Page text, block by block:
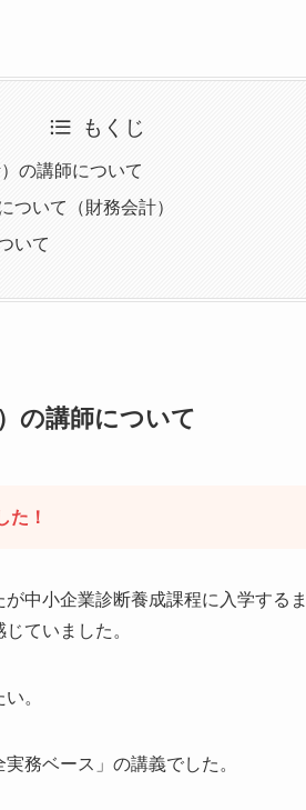
もくじ
の講師について
ついて（財務会計）
いて
の講師について
た！
中小企業診断養成課程に入学する
ていました。
。
務ベース」の講義でした。